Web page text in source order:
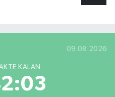
09.08.2026
KALAN